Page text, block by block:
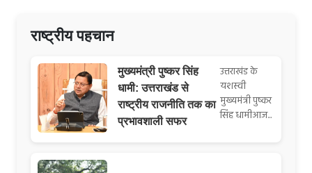
राष्ट्रीय पहचान
मुख्यमंत्री पुष्कर सिंह
धामी: उत्तराखंड से
राष्ट्रीय राजनीति तक का
प्रभावशाली सफर
उत्तराखंड के
यशस्वी
मुख्यमंत्री पुष्कर
सिंह धामीआज...